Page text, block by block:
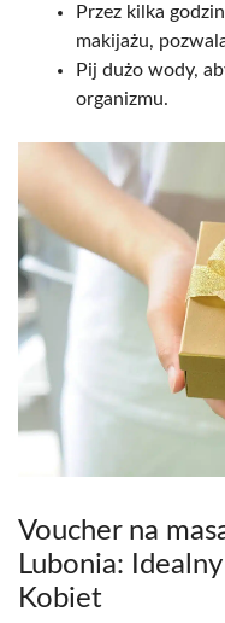
Przez kilka
makijażu,
Pij dużo wody,
organizmu.
Voucher na
Lubonia:
Kobiet